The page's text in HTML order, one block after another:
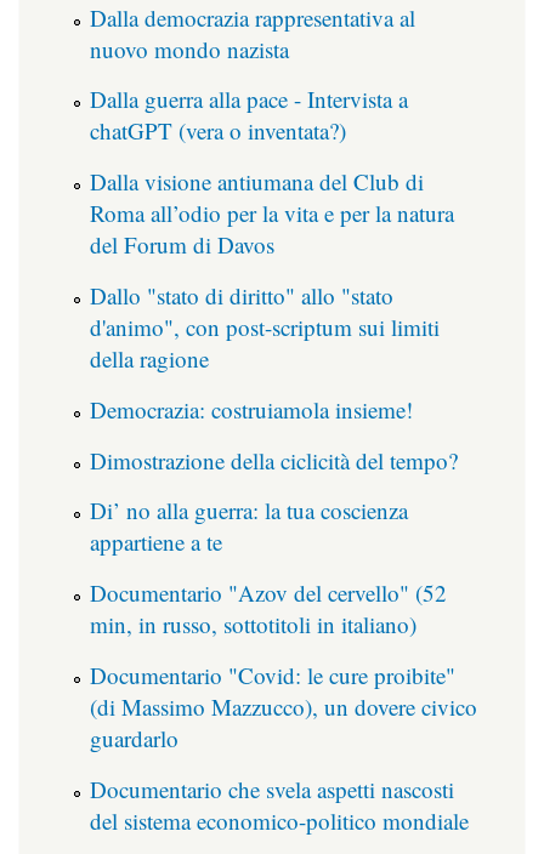
Dalla democrazia rappresentativa al
nuovo mondo nazista
Dalla guerra alla pace - Intervista a
chatGPT (vera o inventata?)
Dalla visione antiumana del Club di
Roma all’odio per la vita e per la natura
del Forum di Davos
Dallo "stato di diritto" allo "stato
d'animo", con post-scriptum sui limiti
della ragione
Democrazia: costruiamola insieme!
Dimostrazione della ciclicità del tempo?
Di’ no alla guerra: la tua coscienza
appartiene a te
Documentario "Azov del cervello" (52
min, in russo, sottotitoli in italiano)
Documentario "Covid: le cure proibite"
(di Massimo Mazzucco), un dovere civico
guardarlo
Documentario che svela aspetti nascosti
del sistema economico-politico mondiale